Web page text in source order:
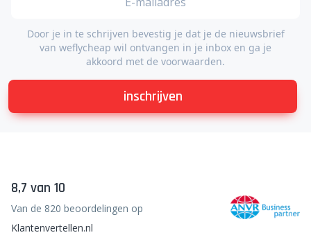
Door je in te schrijven bevestig je dat je de nieuwsbrief
van weflycheap wil ontvangen in je inbox en ga je
inschrijven
8,7 van 10
Van de 820 beoordelingen op